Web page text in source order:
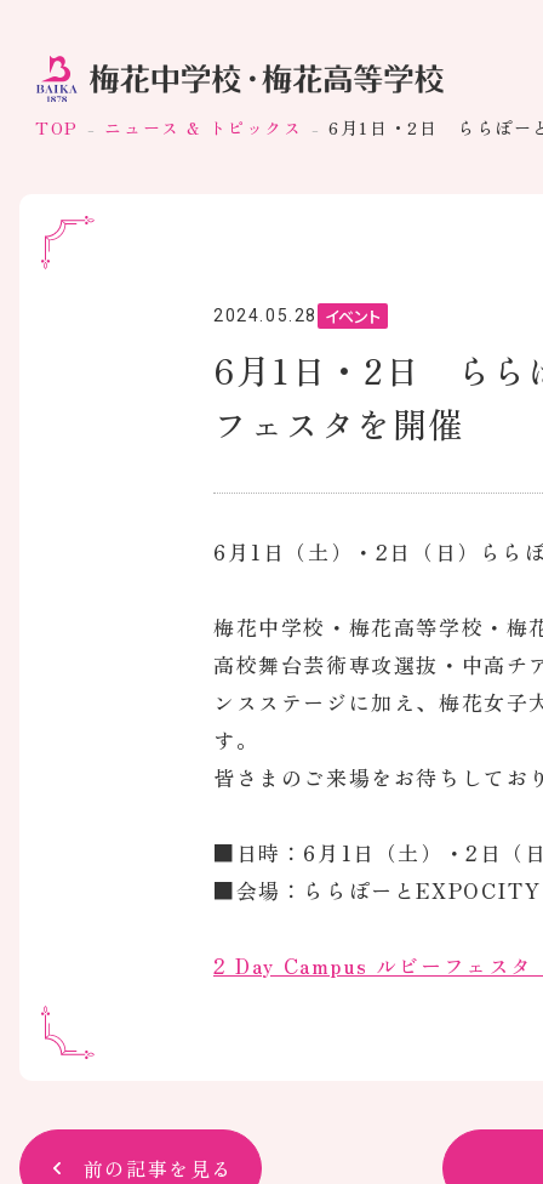
TOP ニュース & トピックス 6月1日・2日 ららぽー
2024.05.28 イベント
6月1日・2日 らら
フェスタを開催
6月1日（土）・2日（日）らら
梅花中学校・梅花高等学校・梅
高校舞台芸術専攻選抜・中高チ
ンスステージに加え、梅花女
す。
皆さまのご来場をお待ちしてお
■日時：6月1日（土）・2日（
■会場：ららぽーと
2 Day Campus ルビーフェス
前の記事を見る